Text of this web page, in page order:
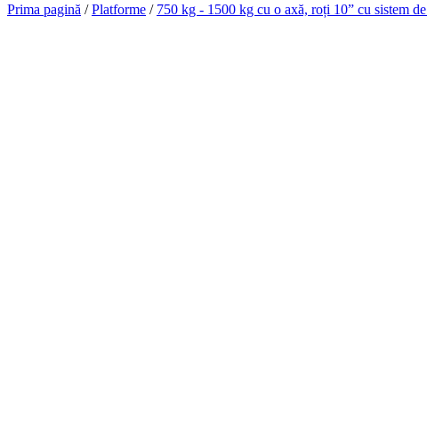
Prima pagină / Platforme / 750 kg - 1500 kg cu o axă, roți 10” cu sistem